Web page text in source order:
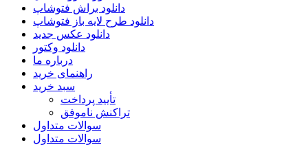
دانلود براش فتوشاپ
دانلود طرح لایه باز فتوشاپ
دانلود عکس جدید
دانلود وکتور
درباره ما
راهنمای خرید
سبد خرید
تأیید پرداخت
تراکنش ناموفق
سوالات متداول
سوالات متداول